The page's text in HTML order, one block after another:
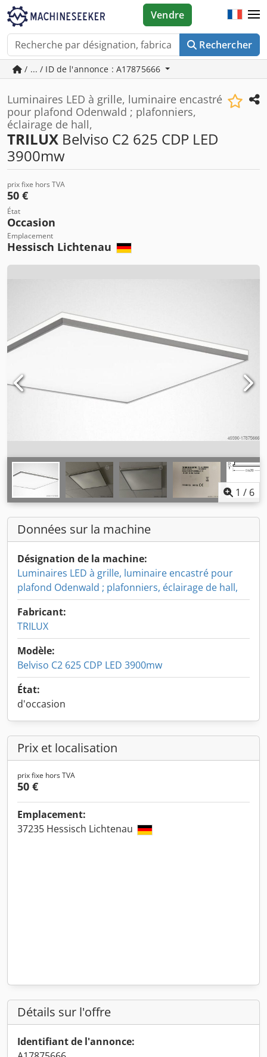
Rechercher
Vendre
/ ... / ID de l'annonce : A17875666
Luminaires LED à grille, luminaire encastré
pour plafond Odenwald ; plafonniers,
éclairage de hall,
TRILUX Belviso C2 625 CDP LED
3900mw
prix fixe hors TVA
50 €
État
Occasion
Emplacement
Hessisch Lichtenau
1 / 6
Données sur la machine
Désignation de la machine:
Luminaires LED à grille, luminaire encastré pour
plafond Odenwald ; plafonniers, éclairage de hall,
Fabricant:
TRILUX
Modèle:
Belviso C2 625 CDP LED 3900mw
État:
d'occasion
Prix et localisation
prix fixe hors TVA
50 €
Emplacement:
37235 Hessisch Lichtenau
Détails sur l'offre
Identifiant de l'annonce: